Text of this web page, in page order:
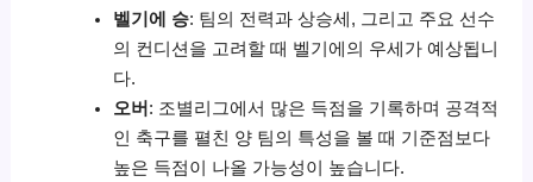
벨기에 승: 팀의 전력과 상승세, 그리고 주요 선수
의 컨디션을 고려할 때 벨기에의 우세가 예상됩니
다.
오버 : 조별리그에서 많은 득점을 기록하며 공격적
인 축구를 펼친 양 팀의 특성을 볼 때 기준점보다
높은 득점이 나올 가능성이 높습니다.